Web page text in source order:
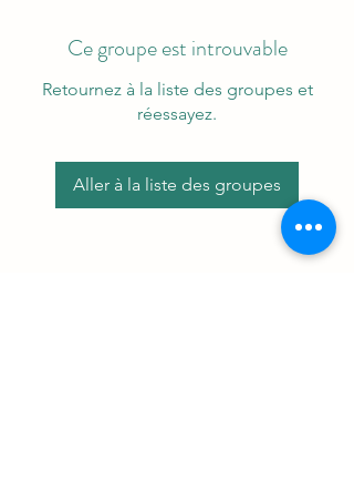
Ce groupe est introuvable
Retournez à la liste des groupes et
réessayez.
Aller à la liste des groupes